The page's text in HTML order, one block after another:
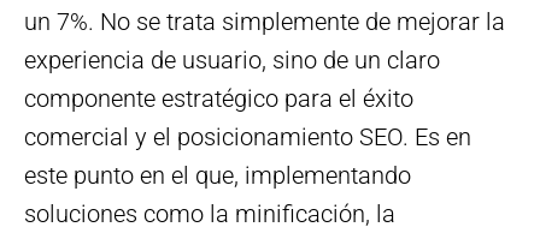
un 7%. No se trata simplemente de mejorar la
experiencia de usuario, sino de un claro
componente estratégico para el éxito
comercial y el posicionamiento SEO. Es en
este punto en el que, implementando
soluciones como la minificación, la